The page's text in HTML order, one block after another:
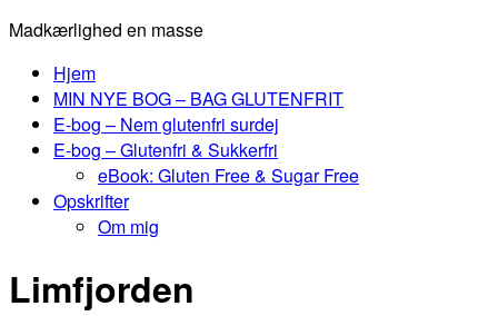
Madkærlighed en masse
Hjem
MIN NYE BOG – BAG GLUTENFRIT
E-bog – Nem glutenfri surdej
E-bog – Glutenfri & Sukkerfri
eBook: Gluten Free & Sugar Free
Opskrifter
Om mig
Limfjorden